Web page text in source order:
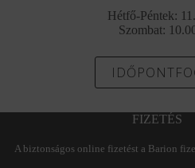
Hétfő-Péntek:
Szombat:
FIZETÉS
A biztonságos online fizetést a Barion